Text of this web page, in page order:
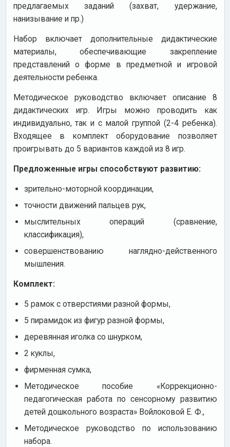
предлагаемых заданий (захват, удержание,
нанизывание и пр.)
Набор включает дополнительные дидактические
материалы, обеспечивающие закрепление
представлений о форме в предметной и игровой
деятельности ребенка.
Методическое руководство включает описание 8
дидактических игр. Игры можно проводить как
индивидуально, так и с малой группой (2-4 ребенка).
Входящее в комплект оборудование позволяет
проигрывать до 5 вариантов каждой из 8 игр.
Предложенные игры способствуют развитию:
зрительно-моторной координации,
точности движений пальцев рук,
мыслительных операций (сравнение,
классификация),
совершенствованию наглядно-действенного
мышления.
Комплект:
5 рамок с отверстиями разной формы,
5 пирамидок из фигур разной формы,
деревянная иголка со шнурком,
2 куклы,
фирменная сумка,
Методическое пособие «Коррекционно-
педагогическая работа по сенсорному развитию
детей дошкольного возраста» Войлоковой Е. Ф.,
Методическое руководство по использованию
набора.